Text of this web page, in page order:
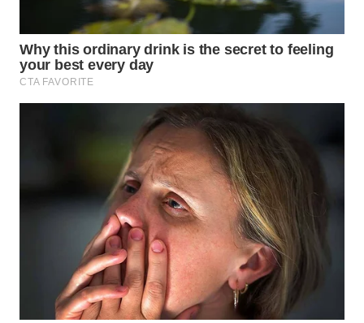
WAHANA
SPORT
WAHANA
OTOMOTIF